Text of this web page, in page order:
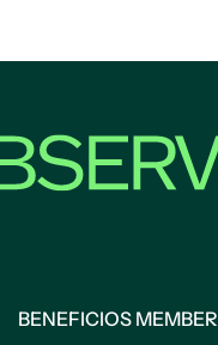
BENEFICIOS MEMBER